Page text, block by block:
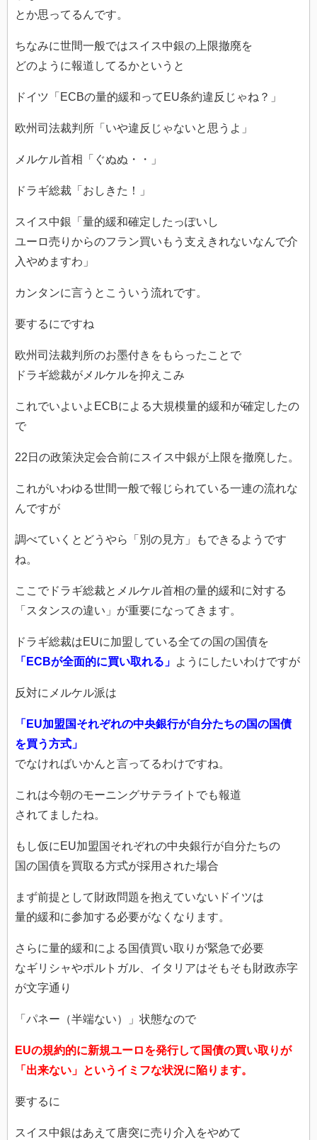
とか思ってるんです。
ちなみに世間一般ではスイス中銀の上限撤廃を
どのように報道してるかというと
ドイツ「ECBの量的緩和ってEU条約違反じゃね？」
欧州司法裁判所「いや違反じゃないと思うよ」
メルケル首相「ぐぬぬ・・」
ドラギ総裁「おしきた！」
スイス中銀「量的緩和確定したっぽいし
ユーロ売りからのフラン買いもう支えきれないなんで介
入やめますわ」
カンタンに言うとこういう流れです。
要するにですね
欧州司法裁判所のお墨付きをもらったことで
ドラギ総裁がメルケルを抑えこみ
これでいよいよECBによる大規模量的緩和が確定したの
で
22日の政策決定会合前にスイス中銀が上限を撤廃した。
これがいわゆる世間一般で報じられている一連の流れな
んですが
調べていくとどうやら「別の見方」もできるようです
ね。
ここでドラギ総裁とメルケル首相の量的緩和に対する
「スタンスの違い」が重要になってきます。
ドラギ総裁はEUに加盟している全ての国の国債を
「ECBが全面的に買い取れる」 ようにしたいわけですが
反対にメルケル派は
「 EU加盟国それぞれの中央銀行が自分たちの国の国債
を買う方式」
でなければいかんと言ってるわけですね。
これは今朝のモーニングサテライトでも報道
されてましたね。
もし仮にEU加盟国それぞれの中央銀行が自分たちの
国の国債を買取る方式が採用された場合
まず前提として財政問題を抱えていないドイツは
量的緩和に参加する必要がなくなります。
さらに量的緩和による国債買い取りが緊急で必要
なギリシャやポルトガル、イタリアはそもそも財政赤字
が文字通り
「パネー（半端ない）」状態なので
EUの規約的に新規ユーロを発行して国債の買い取りが
「出来ない」というイミフな状況に陥ります。
要するに
スイス中銀はあえて唐突に売り介入をやめて